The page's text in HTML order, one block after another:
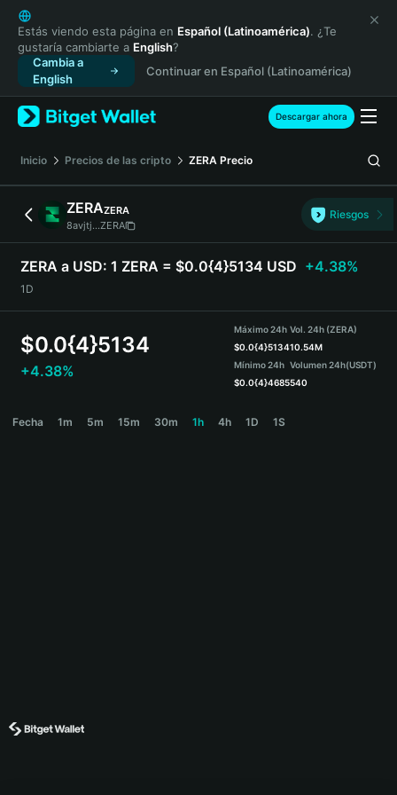
English
日本語
Tiếng Việt
Русский
Español (Latinoamérica)
Türkçe
Français
Deutsch
繁體中文
Português (Portugal)
Bahasa Indonesia
ภาษาไทย
हिन्दी
Español
Português (Brasil)
Estás viendo esta página en Español (Latinoamérica). ¿Te
gustaría cambiarte a English?
Cambia a
English
Continuar en Español (Latinoamérica)
Descargar ahora
Inicio Precios de las cripto ZERA Precio
ZERAZERA
8avjtj...ZERA
Riesgos
ZERA a USD: 1 ZERA = $0.0{4}5134 USD +4.38%
1D
$0.0{4}5134
+4.38%
Máximo 24h
$0.0{4}5134
Mínimo 24h
$0.0{4}4685
Vol. 24h (ZERA)
10.54M
Volumen 24h(USDT)
540
Fecha 1m 5m 15m 30m 1h 4h 1D 1S